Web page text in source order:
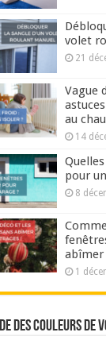
volet
21
Vague
au
14
pour
8
abîmer
1
des couleurs de